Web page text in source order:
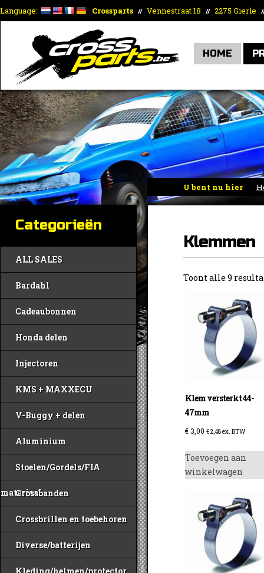
Language: Crossparts // Vennestraat 18 // 2275 Gierle
HOME
U bent nu hier
Categorieën
ALL SALES
Bardahl
Cadeaubonnen
Honda delen
Injectoren
KMS + MAXXECU
V-Buggy + delen
Aluminium
Stoelen/Gordels/FIA
materiaal
Crossbanden
Crossbrillen en toebehoren
Diverse/batterijen
Klemmen
Toont alle 9
Klem versterkt 44-
47mm
€ 3,00 €2,48ex. BTW
Toevoegen aan
winkelwagen